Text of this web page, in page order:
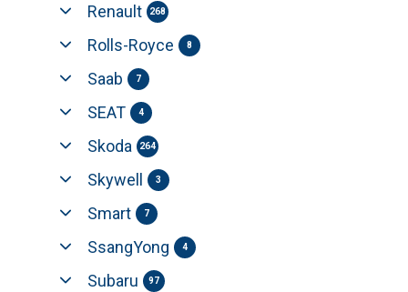
Renault 268
Rolls-Royce 8
Saab 7
SEAT 4
Skoda 264
Skywell 3
Smart 7
SsangYong 4
Subaru 97